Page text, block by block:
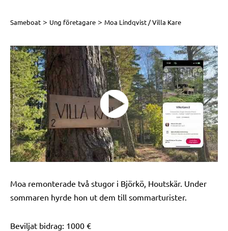
Sameboat > Ung företagare > Moa Lindqvist / Villa Kare
Moa remonterade två stugor i Björkö, Houtskär. Under
sommaren hyrde hon ut dem till sommarturister.
Beviljat bidrag: 1000 €